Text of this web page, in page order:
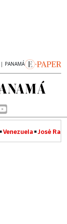
PANAMÁ
Venezuela José